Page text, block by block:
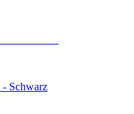
Schwarz